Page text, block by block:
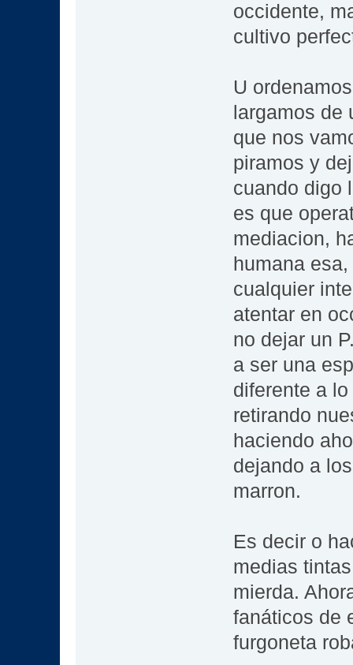
occidente,
cultivo
U
largamos
que nos
piramos y
cuando digo
es que
mediacion,
humana
cualquier
atentar en
no dejar un
a ser una
diferente a
retirando
haciendo
dejando a
marron.
Es decir o
medias
mierda.
fanáticos de
furgoneta